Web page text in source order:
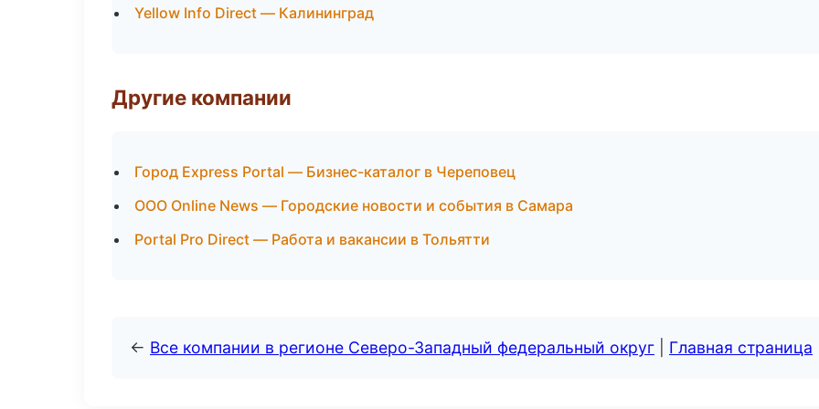
Yellow Info Direct — Калининград
Другие компании
Город Express Portal — Бизнес-каталог в Череповец
ООО Online News — Городские новости и события в Самара
Portal Pro Direct — Работа и вакансии в Тольятти
← Все компании в регионе Северо-Западный федеральный округ Главная страница